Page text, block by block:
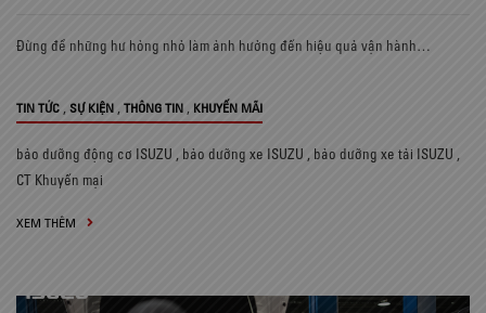
Đừng để những hư hỏng nhỏ làm ảnh hưởng đến hiệu quả vận hành…
TIN TỨC SỰ KIỆN THÔNG TIN KHUYẾN MÃI
bảo dưỡng động cơ ISUZU bảo dưỡng xe ISUZU bảo dưỡng xe tải ISUZU
CT Khuyến mại
XEM THÊM